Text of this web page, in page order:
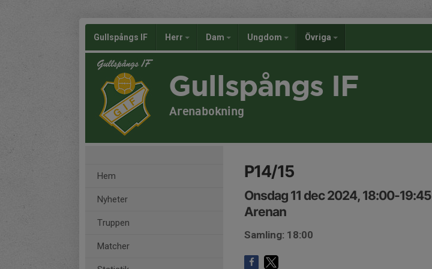
Gullspångs IF Herr Dam Ungdom Övriga
Gullspångs IF
Arenabokning
Hem
Nyheter
Truppen
Matcher
P14/15
Onsdag 11 dec 2024, 18:00-19:45
Arenan
Samling: 18:00